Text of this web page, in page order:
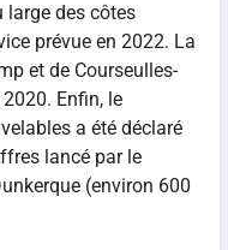
large des côtes
prévue en 2022. La
et de Courseulles-
Enfin, le
a été déclaré
lancé par le
(environ 600